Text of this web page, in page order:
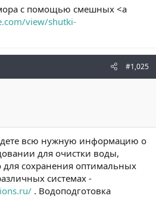
с помощью смешных <a
view/shutki-
#1,025
всю нужную информацию о
для очистки воды,
для сохранения оптимальных
системах -
. Водоподготовка